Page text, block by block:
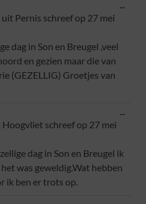
uit Pernis schreef op 27 mei
dag in Son en Breugel ,veel
en gezien maar die van
(GEZELLIG) Groetjes van
...
Hoogvliet schreef op 27 mei
dag in Son en Breugel ik
was geweldig.Wat hebben
ik ben er trots op.
...